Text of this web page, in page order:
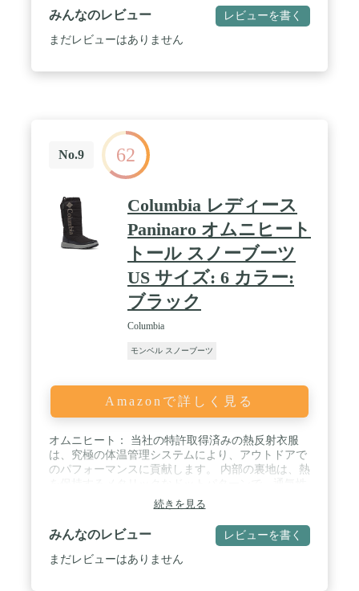
に優しいクリーナーで処理してください。熱から離
して自然乾燥させてください。 / 快適性:KEENの
Luftcellエアインジェクションミッドソールが無限の
KEEN.WARM 100G断熱材は、華氏-35度/摂氏-20度
まで下がっても足を暖かく保ちながらも足が呼吸で
きます。フリース裏地でソフトな手触り。
みんなのレビュー レビューを書く
まだレビューはありません
No.9 62
Columbia レディース
Paninaro オムニヒート
トール スノーブーツ
US サイズ: 6 カラー:
ブラック
Columbia
モンベル スノーブーツ
Amazonで詳しく見る
オムニヒート： 当社の特許取得済みの熱反射衣服
は、究極の体温管理システムにより、アウトドアで
のパフォーマンスに貢献します。 内部の裏地は、熱
のある生地が湿気を放散します。 / 冬用スタイルの
機能的なブーツ： 実用性と機能性を兼ね備えたこの
トールスノーブーツは、防水性のサイドジッパーに
より足をドライに保ち、ハッピーな冬のスタイルを
楽しめます。 / 暖かく防水性があり： テキスタイル
続きを見る
みんなのレビュー レビューを書く
まだレビューはありません